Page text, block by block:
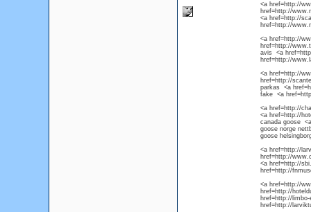
<a href=http://
href=http://
<a href=http://
href=http://
<a href=http://
href=http://
avis <a
href=http://
<a href=http://
href=http://
parkas <a
fake <a
<a href=http://
<a href=http://
canada goose
goose norge
goose
<a href=http://
href=http://
<a href=http://
href=http://
<a href=http://
href=http://
href=http://
href=http://